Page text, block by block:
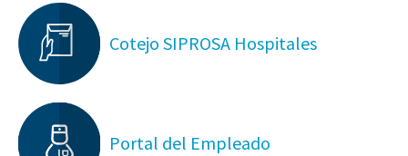
Cotejo SIPROSA Hospitales
Portal del Empleado